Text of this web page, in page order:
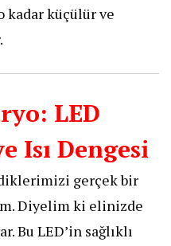
kadar küçülür ve
LED
Isı Dengesi
gerçek bir
Diyelim ki elinizde
Bu LED’in sağlıklı